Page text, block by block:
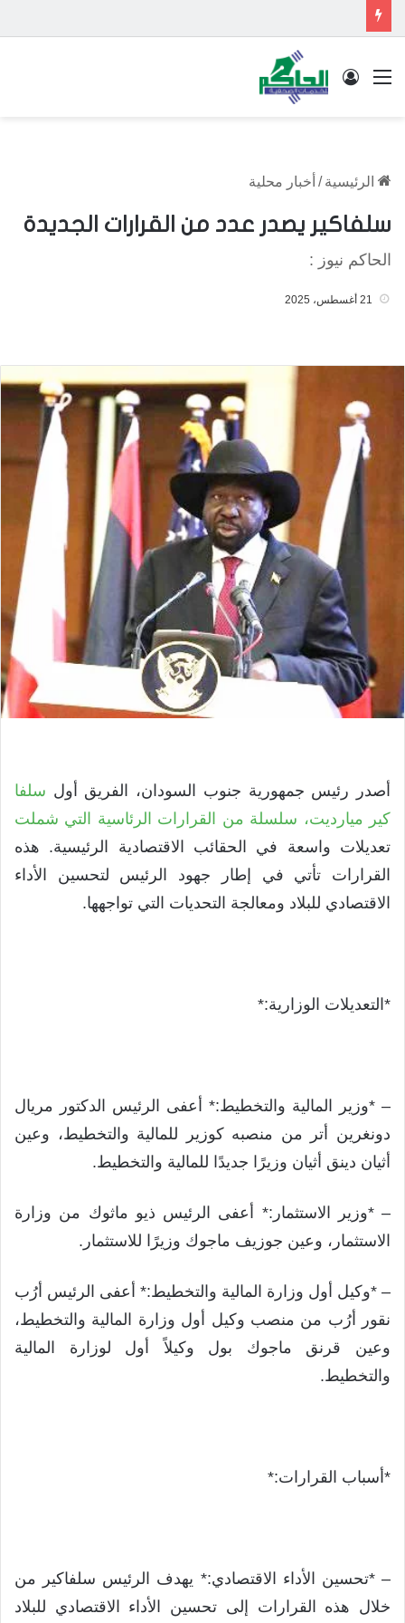
القائمة تسجيل الدخول
الرئيسية / أخبار محلية
سلفاكير يصدر عدد من القرارات الجديدة
الحاكم نيوز :
21 أغسطس، 2025
أصدر رئيس جمهورية جنوب السودان، الفريق أول سلفا
كير ميارديت، سلسلة من القرارات الرئاسية التي شملت
تعديلات واسعة في الحقائب الاقتصادية الرئيسية. هذه
القرارات تأتي في إطار جهود الرئيس لتحسين الأداء
الاقتصادي للبلاد ومعالجة التحديات التي تواجهها.
*التعديلات الوزارية:*
– *وزير المالية والتخطيط:* أعفى الرئيس الدكتور مريال
دونغرين أتر من منصبه كوزير للمالية والتخطيط، وعين
أثيان دينق أثيان وزيرًا جديدًا للمالية والتخطيط.
– *وزير الاستثمار:* أعفى الرئيس ذيو ماثوك من وزارة
الاستثمار، وعين جوزيف ماجوك وزيرًا للاستثمار.
– *وكيل أول وزارة المالية والتخطيط:* أعفى الرئيس أرُب
نقور أرُب من منصب وكيل أول وزارة المالية والتخطيط،
وعين قرنق ماجوك بول وكيلاً أول لوزارة المالية
والتخطيط.
*أسباب القرارات:*
– *تحسين الأداء الاقتصادي:* يهدف الرئيس سلفاكير من
خلال هذه القرارات إلى تحسين الأداء الاقتصادي للبلاد